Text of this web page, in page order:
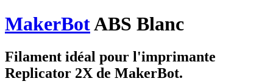
MakerBotABS Blanc
Filament idéal pour l'imprimante
Replicator 2X de MakerBot.